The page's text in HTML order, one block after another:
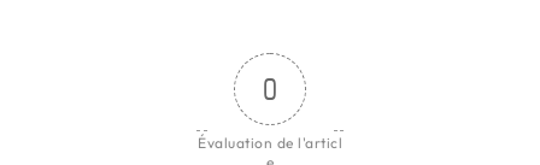
0
Évaluation de l'articl